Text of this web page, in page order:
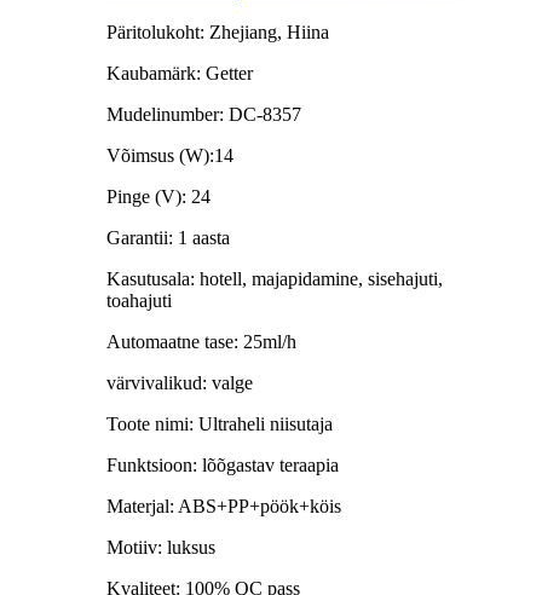
Päritolukoht: Zhejiang, Hiina
Kaubamärk: Getter
Mudelinumber: DC-8357
Võimsus (W):14
Pinge (V): 24
Garantii: 1 aasta
Kasutusala: hotell, majapidamine, sisehajuti,
toahajuti
Automaatne tase: 25ml/h
värvivalikud: valge
Toote nimi: Ultraheli niisutaja
Funktsioon: lõõgastav teraapia
Materjal: ABS+PP+pöök+köis
Motiiv: luksus
Kvaliteet: 100% QC pass